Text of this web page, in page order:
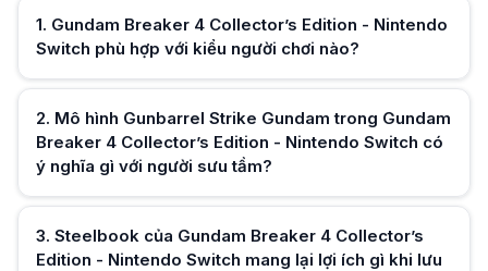
Digital soundtrack trong Gundam Breaker 4 Collector’s Edition -
Gundam Breaker 4 Collector’s Edition - Nintendo Switch bao gồm
Gundam Breaker 4 Collector’s Edition - Nintendo Switch có phù hợp
Gundam Breaker 4 Collector’s Edition - Nintendo Switch với mô hình
Mô hình Gunbarrel Strike Gundam trong Gundam Breaker 4
Gundam Breaker 4 Collector’s Edition - Nintendo Switch đi kèm mô
Gundam Breaker 4 Collector’s Edition - Nintendo Switch có thuận tiện
Gundam Breaker 4 Collector’s Edition - Nintendo Switch sử dụng thẻ
Vì sao Gundam Breaker 4 Collector’s Edition - Nintendo Switch được
Gundam Breaker 4 Collector’s Edition - Nintendo Switch mang lại trải
Gundam Breaker 4 Collector’s Edition - Nintendo Switch kết hợp thẻ
1. Gundam Breaker 4 Collector’s Edition - Nintendo
Switch phù hợp với kiểu người chơi nào?
Hữu ích (0)
2. Mô hình Gunbarrel Strike Gundam trong Gundam
Breaker 4 Collector’s Edition - Nintendo Switch có
ý nghĩa gì với người sưu tầm?
3. Steelbook của Gundam Breaker 4 Collector’s
Edition - Nintendo Switch mang lại lợi ích gì khi lưu